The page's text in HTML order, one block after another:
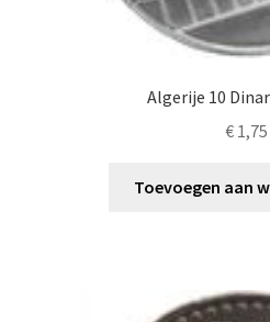
Algerije 10
€1,75
Toevoegen aan